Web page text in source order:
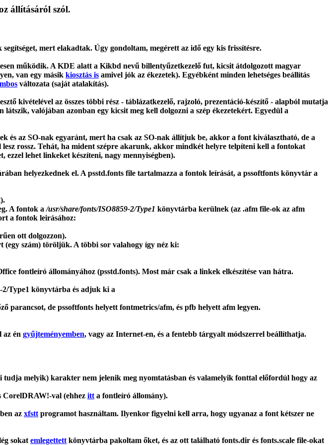
állításáról szól.
mert elakadtak. Úgy gondoltam, megérett az idő egy kis frissítésre.
működik. A KDE alatt a Kikbd nevű billentyűzetkezelő fut, kicsit átdolgozott magyar
van egy másik kiosztás is amivel jók az ékezetek). Egyébként minden lehetséges beállítás
változata (saját atalakítás).
kivételével az összes többi rész - táblázatkezelő, rajzoló, prezentáció-készítő - alapból mutatja
valójában azonban egy kicsit meg kell dolgozni a szép ékezetekért. Egyedül a
és az SO-nak egyaránt, mert ha csak az SO-nak állítjuk be, akkor a font kiválasztható, de a
rossz. Tehát, ha mident szépre akarunk, akkor mindkét helyre telpíteni kell a fontokat
ezzel lehet linkeket készíteni, nagy mennyiségben).
helyezkednek el. A psstd.fonts file tartalmazza a fontok leírását, a pssoftfonts könyvtár a
A fontok a/usr/share/fonts/ISO8859-2/Type1 könyvtárba kerülnek (az .afm file-ok az afm
a fontok leirásához:
ott dolgozzon).
(egy szám) töröljük. A többi sor valahogy így néz ki:
fontleíró állományához (psstd.fonts). Most már csak a linkek elkészítése van hátra.
Type1 könyvtárba és adjuk ki a
de pssoftfonts helyett fontmetrics/afm, és pfb helyett afm legyen.
az én gyűjteményemben, vagy az Internet-en, és a fentebb tárgyalt módszerrel beállíthatja.
melyik) karakter nem jelenik meg nyomtatásban és valamelyik fonttal előfordúl hogy az
CorelDRAW!-val (ehhez itt a fontleíró állomány).
az xfstt programot használtam. Ilyenkor figyelni kell arra, hogy ugyanaz a font kétszer ne
sokat emlegettett könyvtárba pakoltam őket, és az ott található fonts.dir és fonts.scale file-okat